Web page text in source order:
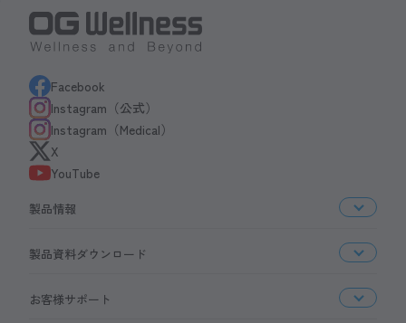
Facebook
Instagram（公式）
Instagram（Medical）
X
YouTube
製品情報
製品資料ダウンロード
お客様サポート